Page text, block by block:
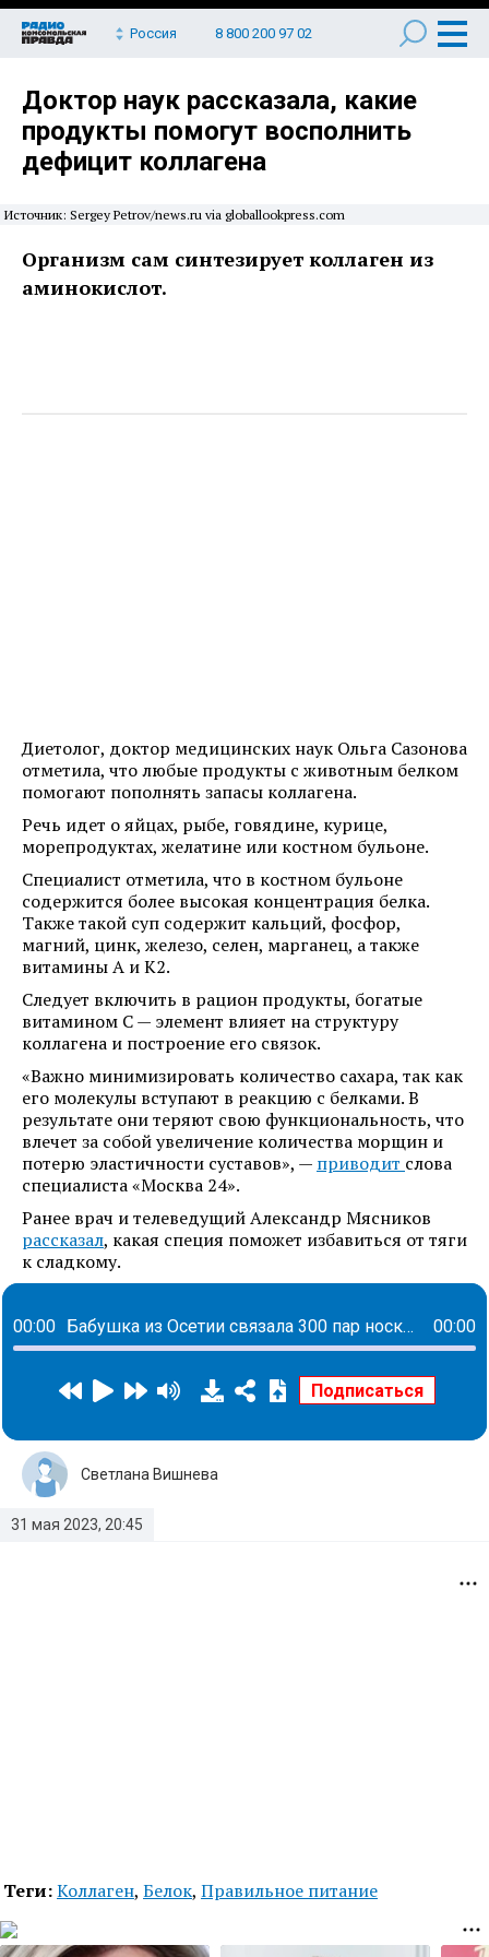
Россия 8 800 200 97 02
Доктор наук рассказала, какие
продукты помогут восполнить
дефицит коллагена
Источник: Sergey Petrov/news.ru via globallookpress.com
Организм сам синтезирует коллаген из
аминокислот.
Диетолог, доктор медицинских наук Ольга Сазонова
отметила, что любые продукты с животным белком
помогают пополнять запасы коллагена.
Речь идет о яйцах, рыбе, говядине, курице,
морепродуктах, желатине или костном бульоне.
Специалист отметила, что в костном бульоне
содержится более высокая концентрация белка.
Также такой суп содержит кальций, фосфор,
магний, цинк, железо, селен, марганец, а также
витамины А и К2.
Следует включить в рацион продукты, богатые
витамином С — элемент влияет на структуру
коллагена и построение его связок.
«Важно минимизировать количество сахара, так как
его молекулы вступают в реакцию с белками. В
результате они теряют свою функциональность, что
влечет за собой увеличение количества морщин и
потерю эластичности суставов», — приводит слова
специалиста «Москва 24».
Ранее врач и телеведущий Александр Мясников
рассказал, какая специя поможет избавиться от тяги
к сладкому.
00:00 Бабушка из Осетии связала 300 пар носков для бойцов СВО, а те ей написали 300 писем с благодарностями 00:00
31 мая 2023, 20:45
Светлана Вишнева
Теги:Коллаген, Белок, Правильное питание